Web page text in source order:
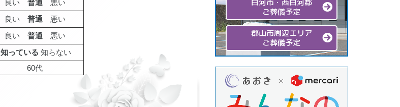
良い 普通 悪い
良い 普通 悪い
良い 普通 悪い
知っている 知らない
60代
白河市・西白河郡
ご葬儀予定
郡山市周辺エリア
ご葬儀予定